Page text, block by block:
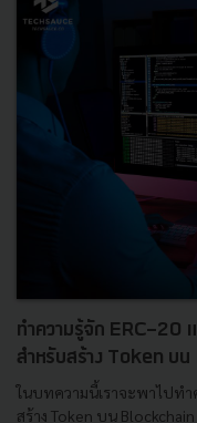
ทำความรู้จัก ERC-20
สำหรับสร้าง Token บ
ในบทความนี้เราจะพาไปท
สร้าง Token บน